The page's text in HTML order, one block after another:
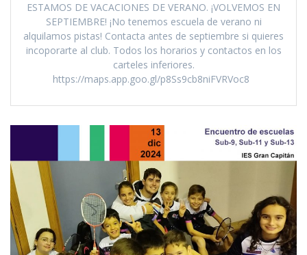
ESTAMOS DE VACACIONES DE VERANO. ¡VOLVEMOS EN
SEPTIEMBRE! ¡No tenemos escuela de verano ni
alquilamos pistas! Contacta antes de septiembre si quieres
incoporarte al club. Todos los horarios y contactos en los
carteles inferiores.
https://maps.app.goo.gl/p8Ss9cb8niFVRVoc8